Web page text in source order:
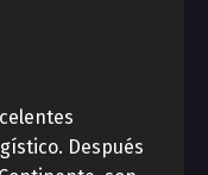
Después